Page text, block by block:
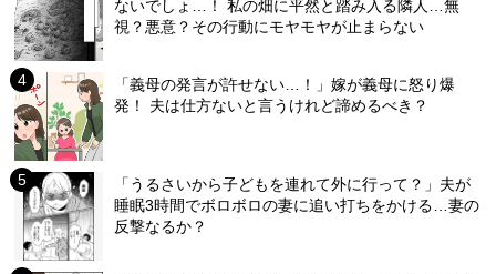
ないでしょ…！ 私の畑に平然と踏み入る隣人…無
視？悪意？その行動にモヤモヤが止まらない
「義母の発言が許せない…！」嫁が義母に怒り爆
発！ 夫は仕方ないと言うけれど諦めるべき？
「うるさいから子どもを連れて外に行って？」夫が
睡眠3時間でボロボロの妻に追い打ちをかける…妻の
反撃なるか？